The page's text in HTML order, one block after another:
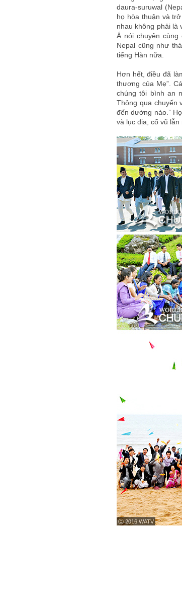
daura-suruwal
họ hòa thuận và
nhau không phải là
Á nói chuyện
Nepal cũng như
tiếng Hàn nữa.
Hơn hết, điều đã
thương của Mẹ”.
chúng tôi bình an
Thông qua chuyến
đến dường nào.”
và lục địa, cổ vũ
ⓒ 2016 WATV